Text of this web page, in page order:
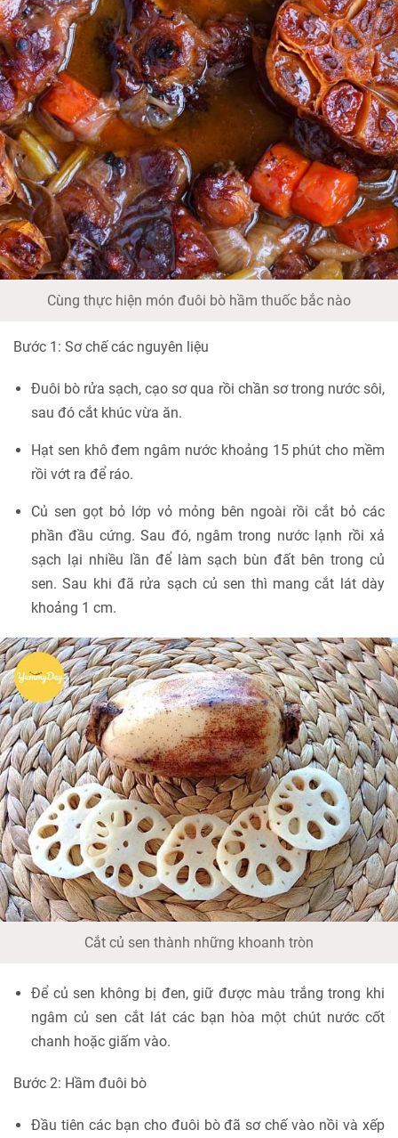
Cùng thực hiện món đuôi bò hầm thuốc bắc nào
Bước 1: Sơ chế các nguyên liệu
Đuôi bò rửa sạch, cạo sơ qua rồi chần sơ trong nước sôi,
sau đó cắt khúc vừa ăn.
Hạt sen khô đem ngâm nước khoảng 15 phút cho mềm
rồi vớt ra để ráo.
Củ sen gọt bỏ lớp vỏ mỏng bên ngoài rồi cắt bỏ các
phần đầu cứng. Sau đó, ngâm trong nước lạnh rồi xả
sạch lại nhiều lần để làm sạch bùn đất bên trong củ
sen. Sau khi đã rửa sạch củ sen thì mang cắt lát dày
khoảng 1 cm.
Cắt củ sen thành những khoanh tròn
Để củ sen không bị đen, giữ được màu trắng trong khi
ngâm củ sen cắt lát các bạn hòa một chút nước cốt
chanh hoặc giấm vào.
Bước 2: Hầm đuôi bò
Đầu tiên các bạn cho đuôi bò đã sơ chế vào nồi và xếp